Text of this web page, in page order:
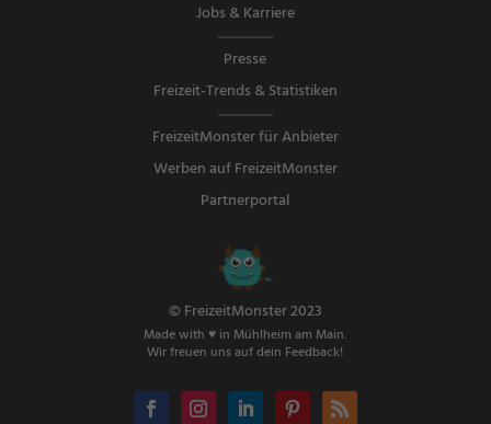
Jobs & Karriere
Presse
Freizeit-Trends & Statistiken
FreizeitMonster für Anbieter
Werben auf FreizeitMonster
Partnerportal
© FreizeitMonster 2023
Made with ♥ in Mühlheim am Main.
Wir freuen uns auf dein Feedback!